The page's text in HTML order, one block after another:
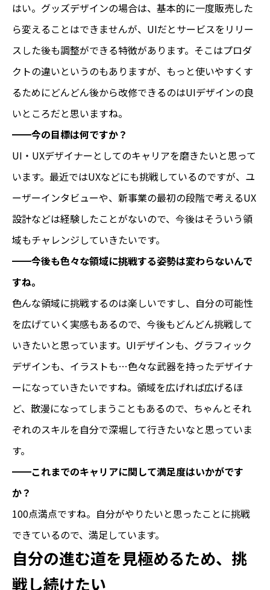
はい。グッズデザインの場合は、基本的に一度販売した
ら変えることはできませんが、UIだとサービスをリリー
スした後も調整ができる特徴があります。そこはプロダ
クトの違いというのもありますが、もっと使いやすくす
るためにどんどん後から改修できるのはUIデザインの良
いところだと思いますね。
━━今の目標は何ですか？
UI・UXデザイナーとしてのキャリアを磨きたいと思って
います。最近ではUXなどにも挑戦しているのですが、ユ
ーザーインタビューや、新事業の最初の段階で考えるUX
設計などは経験したことがないので、今後はそういう領
域もチャレンジしていきたいです。
━━今後も色々な領域に挑戦する姿勢は変わらないんで
すね。
色んな領域に挑戦するのは楽しいですし、自分の可能性
を広げていく実感もあるので、今後もどんどん挑戦して
いきたいと思っています。UIデザインも、グラフィック
デザインも、イラストも…色々な武器を持ったデザイナ
ーになっていきたいですね。領域を広げれば広げるほ
ど、散漫になってしまうこともあるので、ちゃんとそれ
ぞれのスキルを自分で深堀して行きたいなと思っていま
す。
━━これまでのキャリアに関して満足度はいかがです
か？
100点満点ですね。自分がやりたいと思ったことに挑戦
できているので、満足しています。
自分の進む道を見極めるため、挑
戦し続けたい